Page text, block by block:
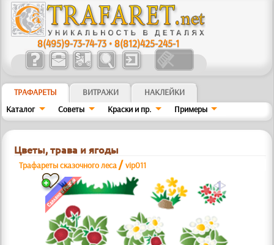
8(495)9-73-74-73 •8(812)425-245-1
ТРАФАРЕТЫ ВИТРАЖИ
НАКЛЕЙКИ
Каталог
Советы Краски и пр. Примеры
Цветы, трава и ягоды
Трафареты сказочного леса /vip011
a